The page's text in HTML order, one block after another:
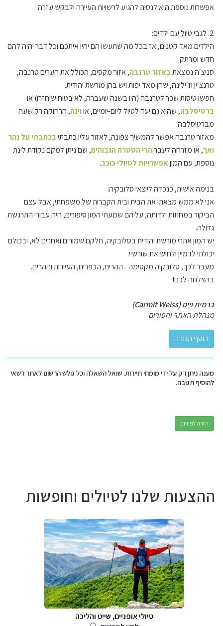
אפשרות נוספת היא לנסות להגיע לרשויות העיירה ולבקש עזרה.
2. לגבי טיול עם ילדים:
הילדים מאד קטנים, אז בכל מה שתעשו הם יהיו איתכם וכל דבר יהיה להם
חדש ומרתק.
סניצ′ה נמצאתבאזור טרנבה, אזור מקסים, הכולל את הערים טרנבה,
טרנצ′ין וז′ילינה, שהן מאד יפות ויש בהן מורשת יהודית.
חפשו טיסות שכר לטרנבה (היו בשנה שעברה, לא בטוח שיחזרו) או
ברטיסלבה, שהיא גם יעד לטיול ליום-יומיים, אווינה, הרחוקה רק שעה
מברטיסלבה.
מאזור טרנבה אפשר להמשיך צפונה, לאזור עליו כתבתיבכתבתי על נהר
ואך, או מזרחה לעברהרי הטטרה הגבוהים, שם ניתן למקם נקודת לינת
נוספת, עם המוןאפשרויות לטיולי כוכב.
בנימה אישית, כנכדה ליוצאי סלובקיה:
אני לא ממש מצאתי את הבית ובית הקברות של משפחתי, אבל עצם
הביקור במחוזות ילדותה, עליהם שמעתי המון סיפורים, היה עבורי התרגשת
גדולה.
יש המון אתרי מורשת יהודית בסלובקיה, חלקם שמורים ואחרים לא, ובכולם
יכולתי לדמיין ולחוש את שורשיי.
מעבר לכך, סלובקיה מקסימה - ההרים, הכפרים, העיירות וההרים.
בהצלחה לכם!
כרמית וייס (Carmit Weiss)
מנהלת האתר והפורום
מענה ניתן רק על ידי מומחי תיירות. שואל השאלה וכל גולש הרשום לאתר רשאי
להוסיף תגובה.
חזרה לפורום
ההצעות שלנו לטיולים וחופשות
טיולי אופניים, שייט והליכה